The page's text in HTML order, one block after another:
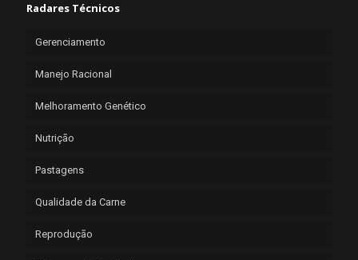
Radares Técnicos
Gerenciamento
Manejo Racional
Melhoramento Genético
Nutrição
Pastagens
Qualidade da Carne
Reprodução